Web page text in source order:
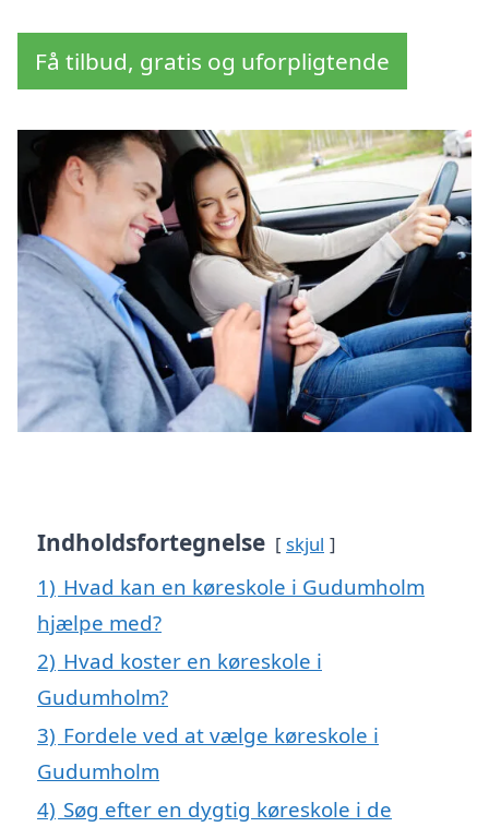
Få tilbud, gratis og uforpligtende
Indholdsfortegnelse skjul
1) Hvad kan en køreskole i Gudumholm
hjælpe med?
2) Hvad koster en køreskole i
Gudumholm?
3) Fordele ved at vælge køreskole i
Gudumholm
4) Søg efter en dygtig køreskole i de